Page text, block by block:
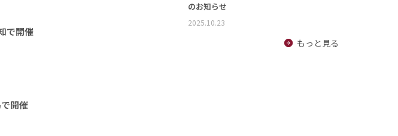
で開催
開催
のお知らせ
2025.10.23
もっと見る